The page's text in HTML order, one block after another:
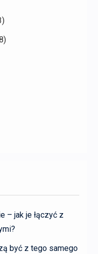
– jak je łączyć z
być z tego samego